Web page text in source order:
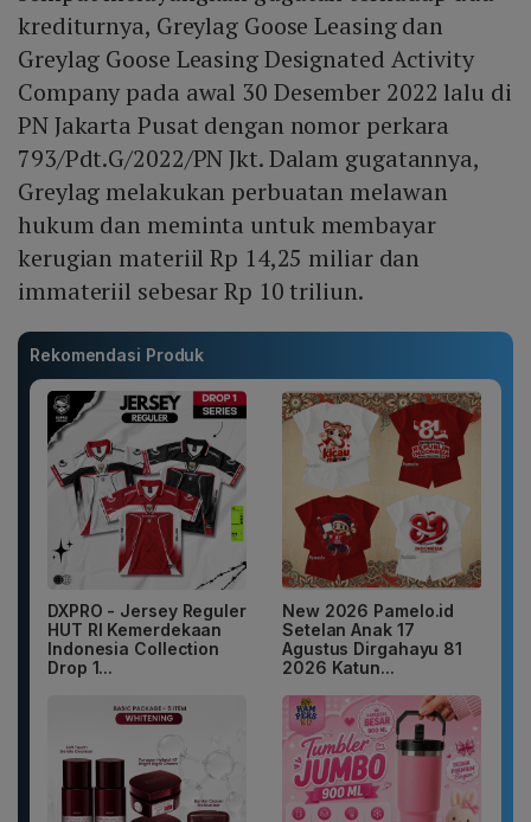
krediturnya, Greylag Goose Leasing dan
Greylag Goose Leasing Designated Activity
Company pada awal 30 Desember 2022 lalu di
PN Jakarta Pusat dengan nomor perkara
793/Pdt.G/2022/PN Jkt. Dalam gugatannya,
Greylag melakukan perbuatan melawan
hukum dan meminta untuk membayar
kerugian materiil Rp 14,25 miliar dan
immateriil sebesar Rp 10 triliun.
Rekomendasi Produk
DXPRO - Jersey Reguler
HUT RI Kemerdekaan
Indonesia Collection
Drop 1...
New 2026 Pamelo.id
Setelan Anak 17
Agustus Dirgahayu 81
2026 Katun...